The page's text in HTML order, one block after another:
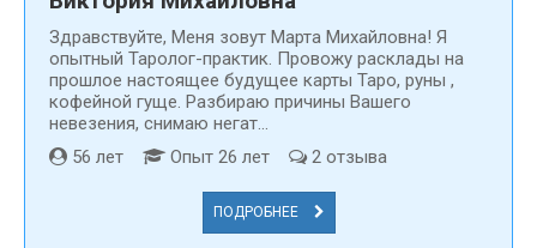
Здравствуйте, Меня зовут Марта Михайловна! Я
опытный Таролог-практик. Провожу расклады на
прошлое настоящее будущее карты Таро, руны ,
кофейной гуще. Разбираю причины Вашего
невезения, снимаю негат...
56 лет
Опыт 26 лет 2 отзыва
ПОДРОБНЕЕ